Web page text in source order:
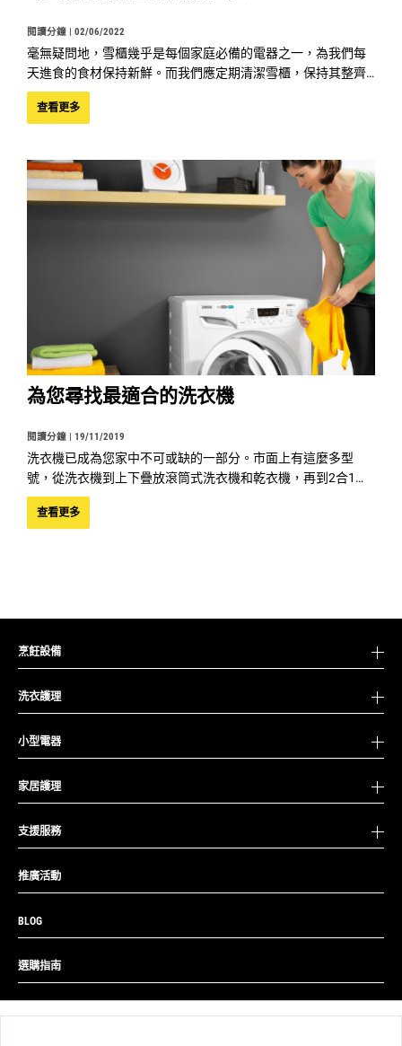
閱讀分鐘 | 02/06/2022
毫無疑問地，雪櫃幾乎是每個家庭必備的電器之一，為我們每
天進食的食材保持新鮮。而我們應定期清潔雪櫃，保持其整齊
乾淨，否則隨時變成細菌溫床。
查看更多
為您尋找最適合的洗衣機
閱讀分鐘 | 19/11/2019
洗衣機已成為您家中不可或缺的一部分。市面上有這麼多型
號，從洗衣機到上下疊放滾筒式洗衣機和乾衣機，再到2合1洗
衣乾衣機，應如何為您和您的家人選擇最合適的洗衣機呢？就
讓我們給您一些小貼士，助您選擇最好的洗衣機！
查看更多
烹飪設備
洗衣護理
小型電器
家居護理
支援服務
推廣活動
BLOG
選購指南